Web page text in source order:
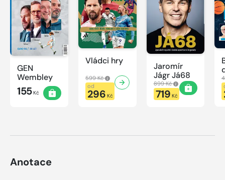
GEN
Wembley
155Kč
Vládci hry
599 Kč
od
296 Kč
Jaromír
Jágr Já68
899 Kč
719 Kč
Anotace